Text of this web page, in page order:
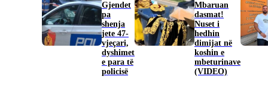
Gjendet
pa
shenja
jete 47-
vjeçari,
dyshimet
e para të
policisë
Mbaruan
dasmat!
Nuset i
hedhin
dimijat në
koshin e
mbeturinave
(VIDEO)